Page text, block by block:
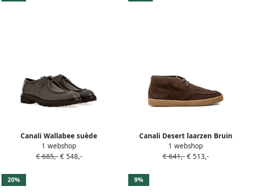
Canali Wallabee suède
veterschoenen Blauw
1 webshop
€ 685,-€ 548,-
Canali Desert laarzen Bruin
1 webshop
€ 641,-€ 513,-
20% 9%